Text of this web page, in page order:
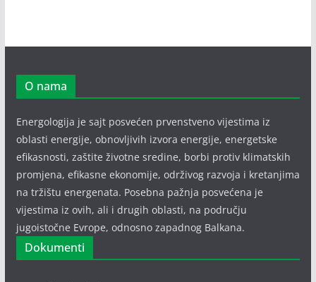
O nama
Energologija je sajt posvećen prvenstveno vijestima iz
oblasti energije, obnovljivih izvora energije, energetske
efikasnosti, zaštite životne sredine, borbi protiv klimatskih
promjena, efikasne ekonomije, održivog razvoja i kretanjima
na tržištu energenata. Posebna pažnja posvećena je
vijestima iz ovih, ali i drugih oblasti, na području
jugoistočne Evrope, odnosno zapadnog Balkana.
Dokumenti